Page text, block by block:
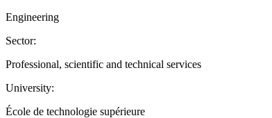
Engineering
Sector:
Professional, scientific and technical services
University:
École de technologie supérieure